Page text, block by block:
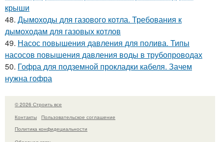
крыши
48. Дымоходы для газового котла. Требования к
дымоходам для газовых котлов
49. Насос повышения давления для полива. Типы
насосов повышения давления воды в трубопроводах
50. Гофра для подземной прокладки кабеля. Зачем
нужна гофра
© 2026 Строить все
Контакты
Пользовательское соглашение
Политика конфидециальности